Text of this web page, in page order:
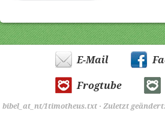
E-Mail
Frogtube
bibel_at_nt/1timotheus.txt· Zuletzt